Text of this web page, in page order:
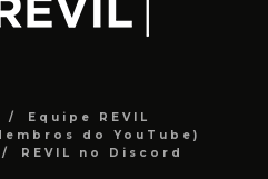
Equipe REVIL
do YouTube)
REVIL no Discord